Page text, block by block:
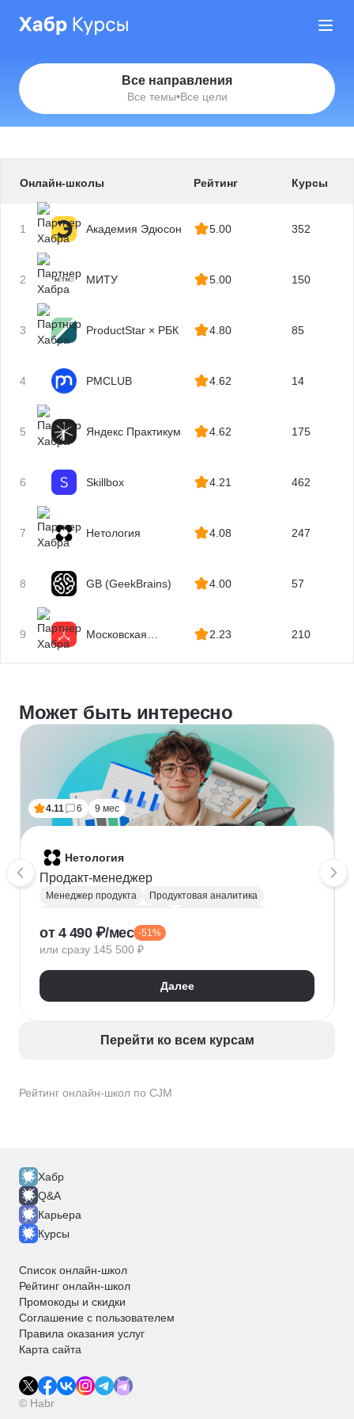
Все направления
Все темы•Все цели
Рейтинг онлайн-школ по CJM
Онлайн-школы Рейтинг Курсы
1 Академия Эдюсон 5.00 352
2 МИТУ 5.00 150
3 ProductStar × РБК 4.80 85
4 PMCLUB 4.62 14
5 Яндекс Практикум 4.62 175
6 Skillbox 4.21 462
7 Нетология 4.08 247
8 GB (GeekBrains) 4.00 57
9
Московская
2.23 210
Может быть интересно
4.11 6 9 мес
Нетология
Продакт-менеджер
Менеджер продукта
Продуктовая аналитика
Figma
JTBD CJM
Юнит-экономика
Разработка MVP
KPI
Управление продуктом
CustDev
от 4 490 ₽/мес -51%
или сразу 145 500 ₽
Далее
Перейти ко всем курсам
Хабр
Q&A
Карьера
Курсы
Список онлайн-школ
Рейтинг онлайн-школ
Промокоды и скидки
Соглашение с пользователем
Правила оказания услуг
Карта сайта
© Habr